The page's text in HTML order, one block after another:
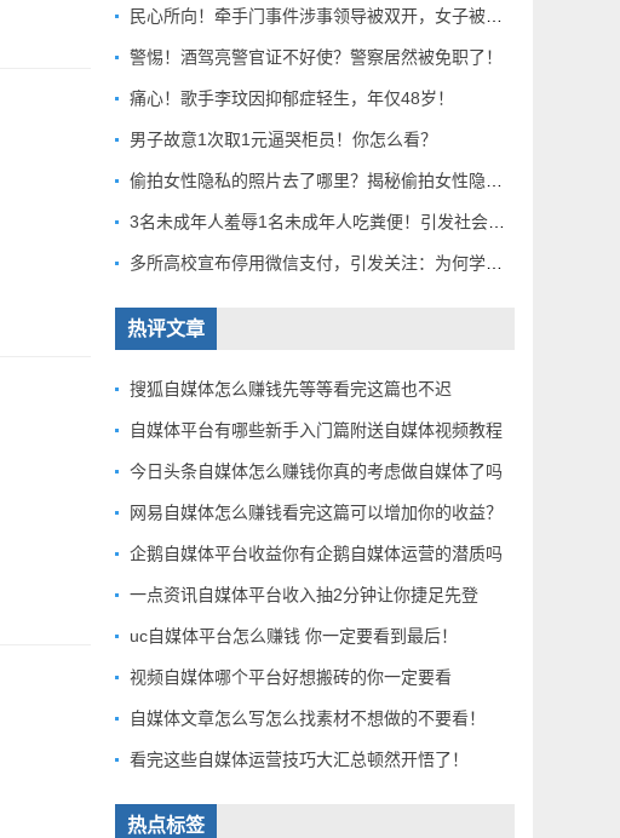
警惕！酒驾亮警官证不好使？警察居然被免职了！
痛心！歌手李玟因抑郁症轻生，年仅48岁！
男子故意1次取1元逼哭柜员！你怎么看？
热评文章
搜狐自媒体怎么赚钱先等等看完这篇也不迟
自媒体平台有哪些新手入门篇附送自媒体视频教程
今日头条自媒体怎么赚钱你真的考虑做自媒体了吗
网易自媒体怎么赚钱看完这篇可以增加你的收益？
企鹅自媒体平台收益你有企鹅自媒体运营的潜质吗
一点资讯自媒体平台收入抽2分钟让你捷足先登
uc自媒体平台怎么赚钱 你一定要看到最后！
视频自媒体哪个平台好想搬砖的你一定要看
自媒体文章怎么写怎么找素材不想做的不要看！
看完这些自媒体运营技巧大汇总顿然开悟了！
热点标签